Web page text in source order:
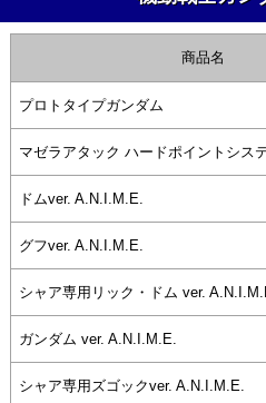
商品名
プロトタイプガンダム
マゼラアタック ハードポイントシス
ドムver. A.N.I.M.E.
グフver. A.N.I.M.E.
シャア専用リック・ドム ver.
ガンダム ver. A.N.I.M.E.
シャア専用ズゴックver. A.N.I.M.E.